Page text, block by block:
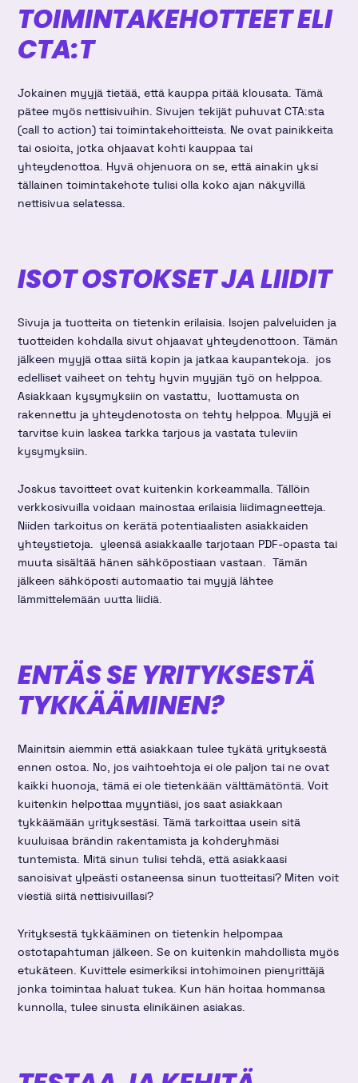
TOIMINTAKEHOTTEET ELI
CTA:T
Jokainen myyjä tietää, että kauppa pitää klousata. Tämä
pätee myös nettisivuihin. Sivujen tekijät puhuvat CTA:sta
(call to action) tai toimintakehoitteista. Ne ovat painikkeita
tai osioita, jotka ohjaavat kohti kauppaa tai
yhteydenottoa. Hyvä ohjenuora on se, että ainakin yksi
tällainen toimintakehote tulisi olla koko ajan näkyvillä
nettisivua selatessa.
ISOT OSTOKSET JA LIIDIT
Sivuja ja tuotteita on tietenkin erilaisia. Isojen palveluiden ja
tuotteiden kohdalla sivut ohjaavat yhteydenottoon. Tämän
jälkeen myyjä ottaa siitä kopin ja jatkaa kaupantekoja. jos
edelliset vaiheet on tehty hyvin myyjän työ on helppoa.
Asiakkaan kysymyksiin on vastattu, luottamusta on
rakennettu ja yhteydenotosta on tehty helppoa. Myyjä ei
tarvitse kuin laskea tarkka tarjous ja vastata tuleviin
kysymyksiin.
Joskus tavoitteet ovat kuitenkin korkeammalla. Tällöin
verkkosivuilla voidaan mainostaa erilaisia liidimagneetteja.
Niiden tarkoitus on kerätä potentiaalisten asiakkaiden
yhteystietoja. yleensä asiakkaalle tarjotaan PDF-opasta tai
muuta sisältää hänen sähköpostiaan vastaan. Tämän
jälkeen sähköposti automaatio tai myyjä lähtee
lämmittelemään uutta liidiä.
ENTÄS SE YRITYKSESTÄ
TYKKÄÄMINEN?
Mainitsin aiemmin että asiakkaan tulee tykätä yrityksestä
ennen ostoa. No, jos vaihtoehtoja ei ole paljon tai ne ovat
kaikki huonoja, tämä ei ole tietenkään välttämätöntä. Voit
kuitenkin helpottaa myyntiäsi, jos saat asiakkaan
tykkäämään yrityksestäsi. Tämä tarkoittaa usein sitä
kuuluisaa brändin rakentamista ja kohderyhmäsi
tuntemista. Mitä sinun tulisi tehdä, että asiakkaasi
sanoisivat ylpeästi ostaneensa sinun tuotteitasi? Miten voit
viestiä siitä nettisivuillasi?
Yrityksestä tykkääminen on tietenkin helpompaa
ostotapahtuman jälkeen. Se on kuitenkin mahdollista myös
etukäteen. Kuvittele esimerkiksi intohimoinen pienyrittäjä
jonka toimintaa haluat tukea. Kun hän hoitaa hommansa
kunnolla, tulee sinusta elinikäinen asiakas.